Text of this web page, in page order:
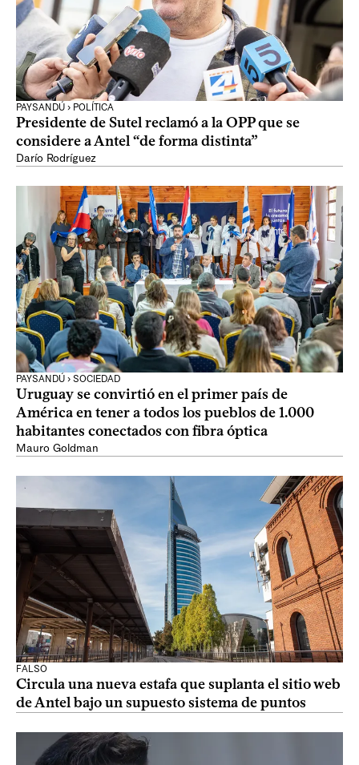
PAYSANDÚ › POLÍTICA
Presidente de Sutel reclamó a la OPP que se
considere a Antel “de forma distinta”
Darío Rodríguez
PAYSANDÚ › SOCIEDAD
Uruguay se convirtió en el primer país de
América en tener a todos los pueblos de 1.000
habitantes conectados con fibra óptica
Mauro Goldman
FALSO
Circula una nueva estafa que suplanta el sitio web
de Antel bajo un supuesto sistema de puntos